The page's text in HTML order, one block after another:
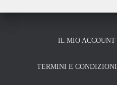
IL MIO ACCOUNT
TERMINI E CONDIZIONI